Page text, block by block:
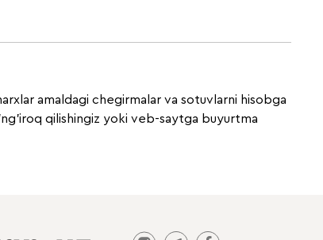
amaldagi chegirmalar va sotuvlarni hisobga
qilishingiz yoki veb-saytga buyurtma